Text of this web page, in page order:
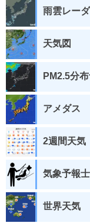
雨雲レー
天気図
PM2.5分布
アメダス
2週間天気
気象予報
世界天気